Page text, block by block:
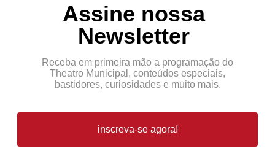
Assine nossa
Newsletter
Receba em primeira mão a programação do
Theatro Municipal, conteúdos especiais,
bastidores, curiosidades e muito mais.
inscreva-se agora!